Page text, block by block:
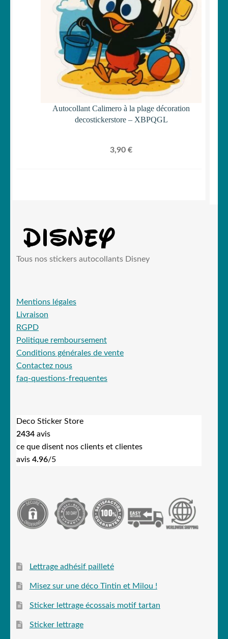
Autocollant Calimero à la plage décoration
decostickerstore – XBPQGL
3,90 €
Tous nos stickers autocollants Disney
Mentions légales
Livraison
RGPD
Politique remboursement
Conditions générales de vente
Contactez nous
faq-questions-frequentes
Deco Sticker Store
2434 avis
ce que disent nos clients et clientes
avis 4.96/5
Lettrage adhésif pailleté
Misez sur une déco Tintin et Milou !
Sticker lettrage écossais motif tartan
Sticker lettrage